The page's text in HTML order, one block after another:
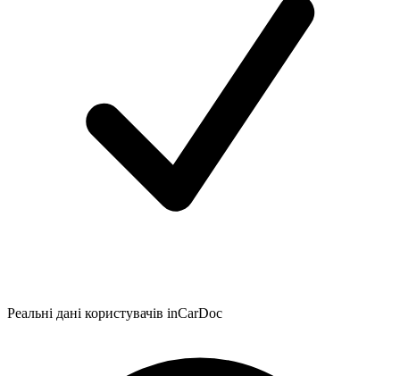
Реальні дані користувачів inCarDoc